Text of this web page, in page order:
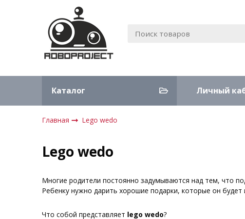
Каталог Личный
Главная Lego wedo
Lego wedo
Многие родители постоянно задумываются над тем, что
Ребенку нужно дарить хорошие подарки, которые он
Что собой представляет lego wedo?